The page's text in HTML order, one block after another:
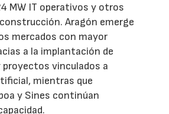
MW IT operativos y otros
Aragón emerge
mercados con mayor
a la implantación de
proyectos vinculados a
mientras que
y Sines continúan